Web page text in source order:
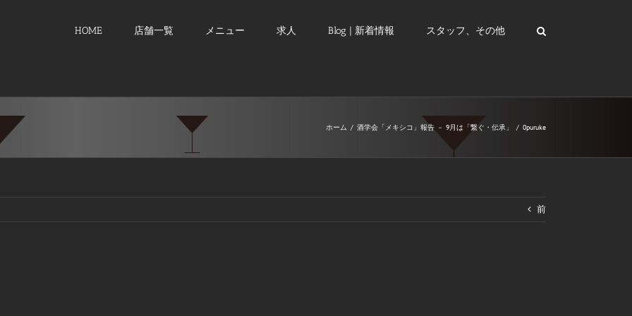
HOME 店舗一覧 メニュー 求人 Blog | 新着情報 スタッフ、その他
ホーム / 酒学会「メキシコ」報告 － 9月は「繋ぐ・伝承」 / 0puruke
前